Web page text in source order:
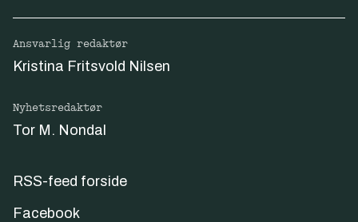
Ansvarlig redaktør
Kristina Fritsvold Nilsen
Nyhetsredaktør
Tor M. Nondal
RSS-feed forside
Facebook